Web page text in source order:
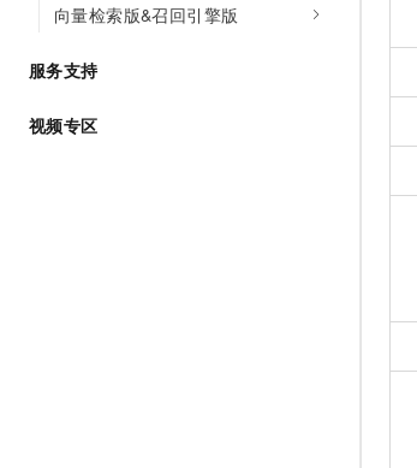
向量检索版&召回引擎版
服务支持
视频专区